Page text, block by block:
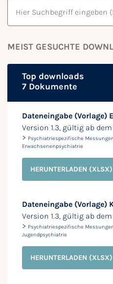
MEIST GESUCHTE
Top downloads
7 Dokumente
Dateneingabe (Vorlage)
Version 1.3, gültig ab
> Psychiatriespezifische
Erwachsenenpsychiatrie
HERUNTERLADEN (XLSX)
Dateneingabe (Vorlage)
Version 1.3, gültig ab
> Psychiatriespezifische
Jugendpsychiatrie
HERUNTERLADEN (XLSX)